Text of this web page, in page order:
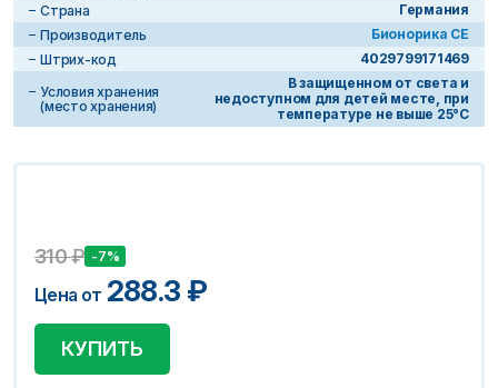
Страна
Германия
Производитель
Бионорика СЕ
Штрих-код
4029799171469
Условия хранения
(место хранения)
В защищенном от света и
недоступном для детей месте, при
температуре не выше 25°С
310₽ -7%
Цена от 288.3 ₽
КУПИТЬ